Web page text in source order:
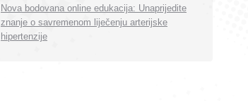
Nova bodovana online edukacija: Unaprijedite
znanje o savremenom liječenju arterijske
hipertenzije